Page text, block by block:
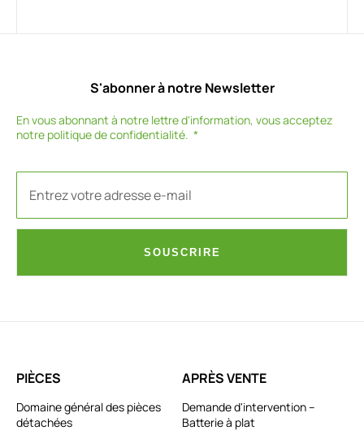
S'abonner à notre Newsletter
En vous abonnant à notre lettre d'information, vous acceptez
notre politique de confidentialité.
SOUSCRIRE
PIÈCES
Domaine général des pièces
détachées
APRÈS VENTE
Demande d'intervention –
Batterie à plat